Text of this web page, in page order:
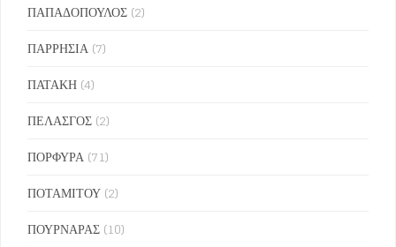
ΠΑΠΑΔΟΠΟΥΛΟΣ (2)
ΠΑΡΡΗΣΙΑ (7)
ΠΑΤΑΚΗ (4)
ΠΕΛΑΣΓΟΣ (2)
ΠΟΡΦΥΡΑ (71)
ΠΟΤΑΜΙΤΟΥ (2)
ΠΟΥΡΝΑΡΑΣ (10)